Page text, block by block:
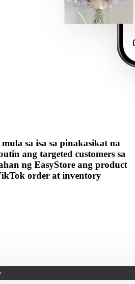
sa isa sa pinakasikat na
ang targeted customers sa
ng EasyStore ang product
order at inventory